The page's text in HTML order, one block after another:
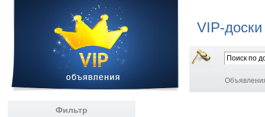
VIP-
Фильтр